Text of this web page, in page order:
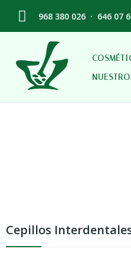
968 380 026 · 646 07
Cepillos